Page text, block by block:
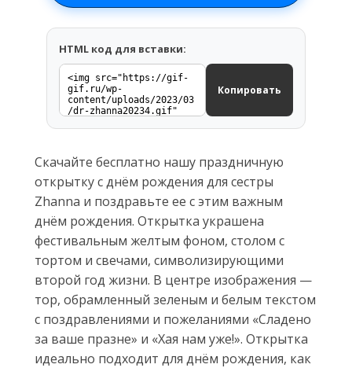
HTML код для вставки:
Копировать
Скачайте бесплатно нашу праздничную
открытку с днём рождения для сестры
Zhanna и поздравьте ее с этим важным
днём рождения. Открытка украшена
фестивальным желтым фоном, столом с
тортом и свечами, символизирующими
второй год жизни. В центре изображения —
тор, обрамленный зеленым и белым текстом
с поздравлениями и пожеланиями «Сладено
за ваше празне» и «Хая нам уже!». Открытка
идеально подходит для днём рождения, как